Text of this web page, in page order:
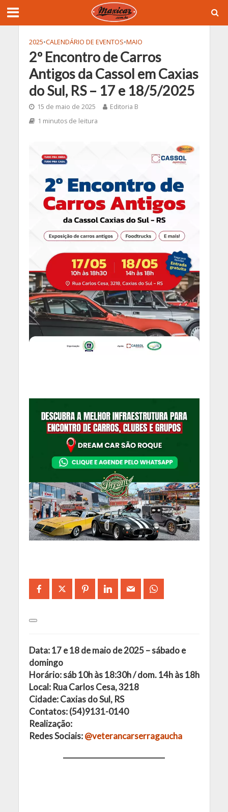
2025•CALENDÁRIO DE EVENTOS•MAIO
2º Encontro de Carros
Antigos da Cassol em Caxias
do Sul, RS – 17 e 18/5/2025
15 de maio de 2025
Editoria B
1 minutos de leitura
Data: 17 e 18 de maio de 2025 – sábado e
domingo
Horário: sáb 10h às 18:30h / dom. 14h às 18h
Local: Rua Carlos Cesa, 3218
Cidade: Caxias do Sul, RS
Contatos: (54)9131-0140
Realização:
Redes Sociais:@veterancarserragaucha